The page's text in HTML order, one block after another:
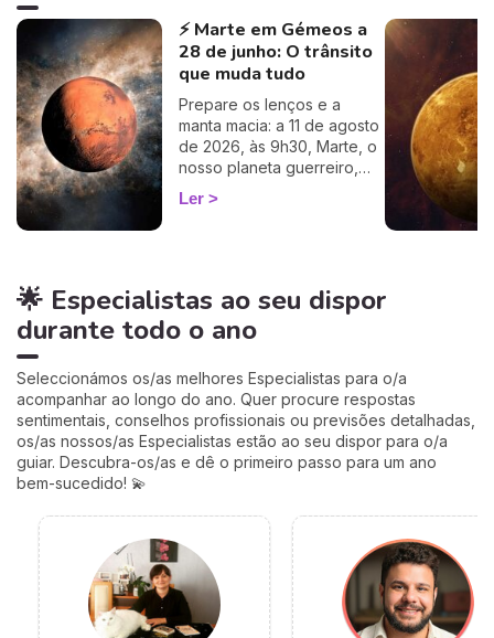
descubra como este
influencia o seu Signo Solar
e as suas relações. É um
100%, apenas precisa de
ter a hora e o local do seu
nascimento.
⚡ Marte em Gémeos a
28 de junho: O trânsito
que muda tudo
Prepare os lenços e a
manta macia: a 11 de agosto
de 2026, às 9h30, Marte, o
nosso planeta guerreiro,
guarda a espada, deixa a
agitação mental de Gémeos
Muitos astrólogos
desprezam este trânsito por
o acharem «fraco»… mas eu
talvez um dos mais
profundamente humanos do
ano. Siga-me: o seu
coração vai perceber. 💛
Ler
🌟 Especialistas ao seu dispor
durante todo o ano
Seleccionámos os/as melhores Especialistas para o/a
acompanhar ao longo do ano. Quer procure respostas
sentimentais, conselhos profissionais ou previsões detalhadas,
os/as nossos/as Especialistas estão ao seu dispor para o/a
guiar. Descubra-os/as e dê o primeiro passo para um ano
bem-sucedido! 💫